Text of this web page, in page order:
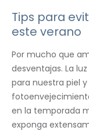
Tips para
este verano
Por mucho que
desventajas. La
para nuestra piel
en la temporada
exponga